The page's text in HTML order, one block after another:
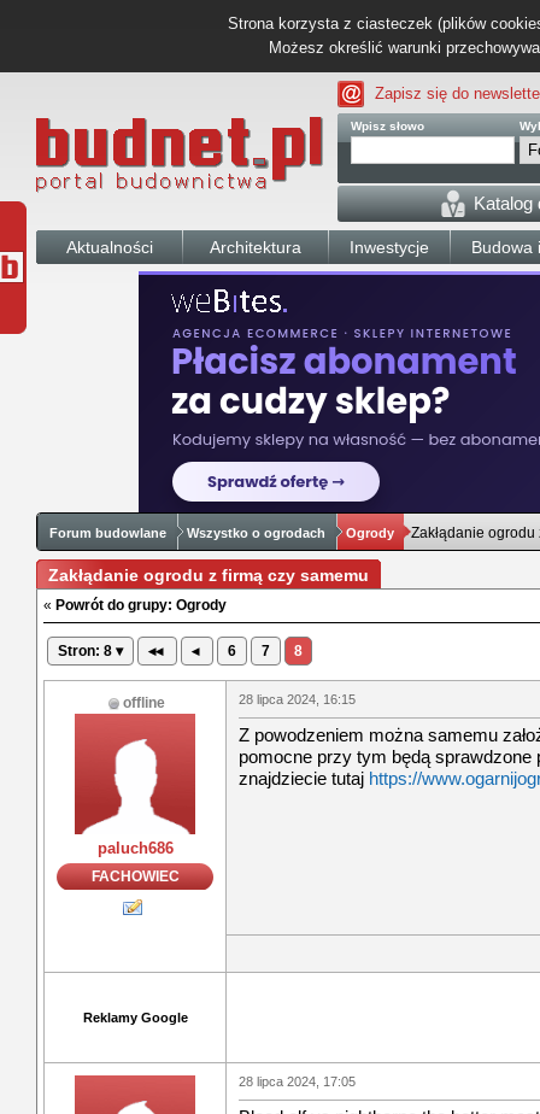
Strona korzysta z ciasteczek (plików
Możesz określić warunki
Zapisz się do
Wpisz słowo
Katalog
Aktualności Architektura Inwestycje Budowa
Forum budowlane Wszystko o ogrodach Ogrody Zakłądanie
Zakłądanie ogrodu z firmą czy samemu
« Powrót do grupy: Ogrody
Stron: 8 ▾ ◂◂ ◂ 6 7 8
offline
paluch686
FACHOWIEC
28 lipca 2024, 16:15
Z powodzeniem można samemu
pomocne przy tym będą
znajdziecie tutaj https://
Reklamy Google
28 lipca 2024, 17:05